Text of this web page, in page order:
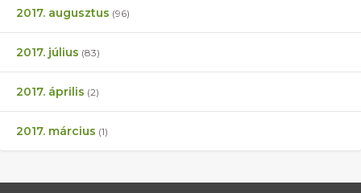
2017. augusztus (96)
2017. július (83)
2017. április (2)
2017. március (1)